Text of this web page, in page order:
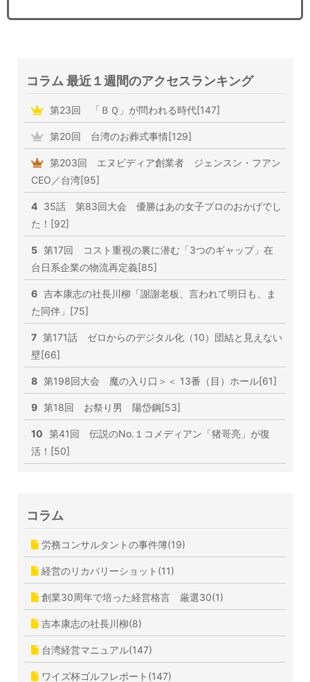
コラム 最近１週間のアクセスランキング
第23回 「ＢＱ」が問われる時代[147]
第20回 台湾のお葬式事情[129]
第203回 エヌビディア創業者 ジェンスン・フアン
CEO／台湾[95]
4 35話 第83回大会 優勝はあの女子プロのおかげでし
た！[92]
5 第17回 コスト重視の裏に潜む「3つのギャップ」在
台日系企業の物流再定義[85]
6 吉本康志の社長川柳「謝謝老板、言われて明日も、ま
た同伴」[75]
7 第171話 ゼロからのデジタル化（10）団結と見えない
壁[66]
8 第198回大会 魔の入り口＞＜ 13番（目）ホール[61]
9 第18回 お祭り男 陽岱鋼[53]
10 第41回 伝説のNo.１コメディアン「猪哥亮」が復
活！[50]
コラム
労務コンサルタントの事件簿(19)
経営のリカバリーショット(11)
創業30周年で培った経営格言 厳選30(1)
吉本康志の社長川柳(8)
台湾経営マニュアル(147)
ワイズ杯ゴルフレポート(147)